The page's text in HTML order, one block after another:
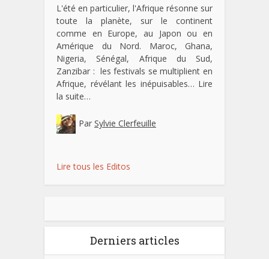
L'été en particulier, l'Afrique résonne sur
toute la planète, sur le continent
comme en Europe, au Japon ou en
Amérique du Nord. Maroc, Ghana,
Nigeria, Sénégal, Afrique du Sud,
Zanzibar : les festivals se multiplient en
Afrique, révélant les inépuisables… Lire
la suite…
Par Sylvie Clerfeuille
Lire tous les Editos
Derniers articles